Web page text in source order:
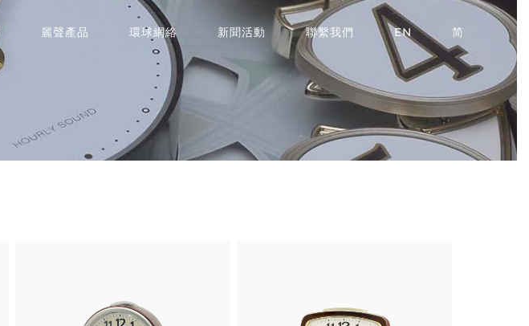
麗聲產品 環球網絡 新聞活動 聯繫我們 EN 简